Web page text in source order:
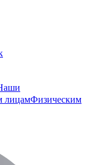
лицамФизическим